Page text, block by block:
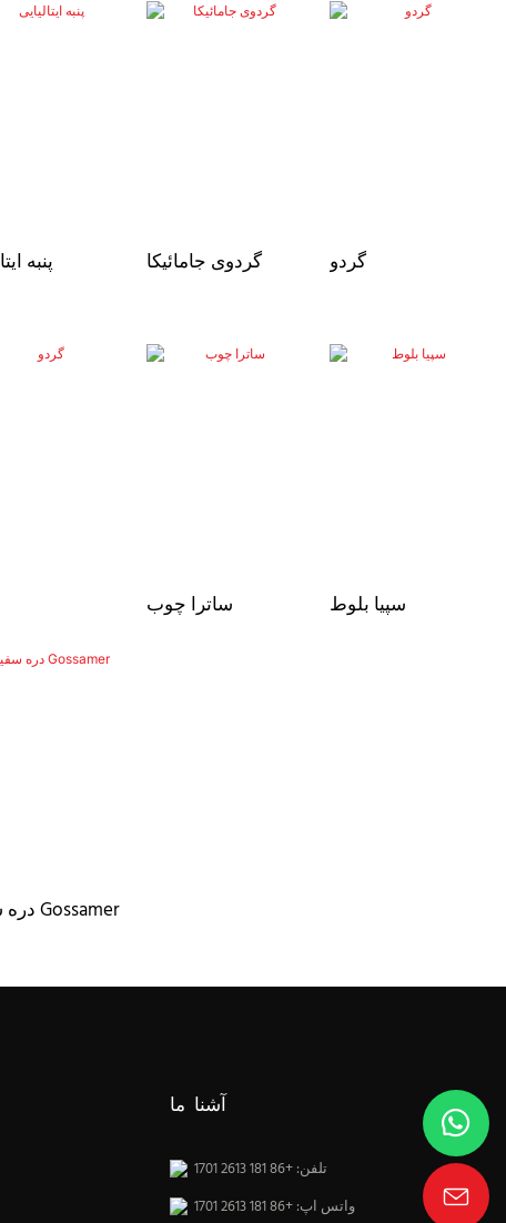
پنبه گردوی جامائیکا گردو
ساترا چوب سپیا بلوط
دره سفید Gossamer
آشنا ما
تلفن: +86 181 2613 1701
واتس اپ: +86 181 2613 1701